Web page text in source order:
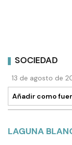
SOCIEDAD
13 de agosto de
Añadir como
LAGUNA